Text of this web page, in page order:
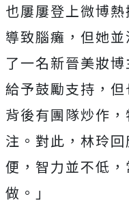
也屢屢登上微博
導致腦癱，但她
了一名新晉美妝
給予鼓勵支持，
背後有團隊炒作
注。對此，林玲
便，智力並不低
做。」